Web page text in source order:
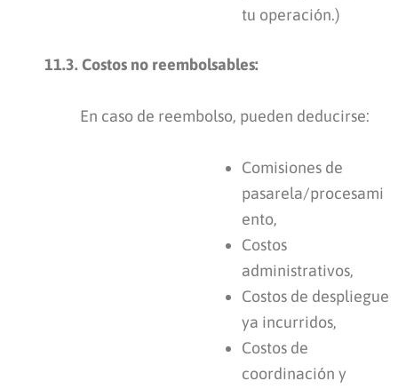
tu operación.)
11.3. Costos no reembolsables:
En caso de reembolso, pueden deducirse:
Comisiones de
pasarela/procesami
ento,
Costos
administrativos,
Costos de despliegue
ya incurridos,
Costos de
coordinación y